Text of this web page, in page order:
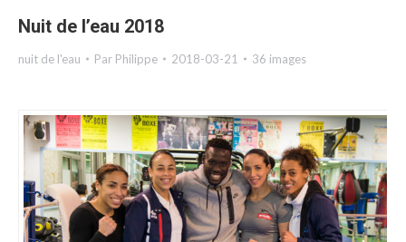
Nuit de l’eau 2018
nuit de l'eau Par Philippe 2018-03-21 36 images